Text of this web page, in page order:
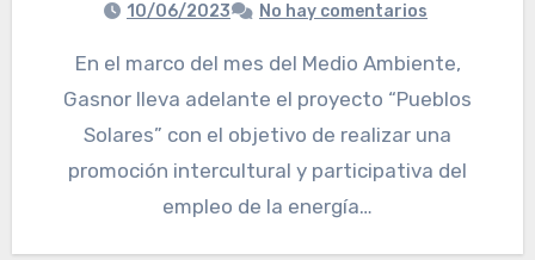
10/06/2023 No hay comentarios
En el marco del mes del Medio Ambiente,
Gasnor lleva adelante el proyecto “Pueblos
Solares” con el objetivo de realizar una
promoción intercultural y participativa del
empleo de la energía…